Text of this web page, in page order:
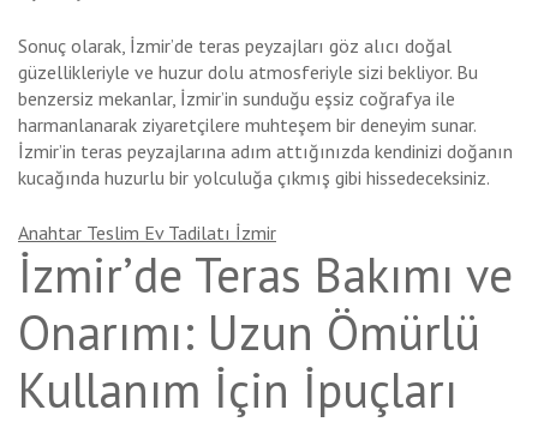
Sonuç olarak, İzmir’de teras peyzajları göz alıcı doğal
güzellikleriyle ve huzur dolu atmosferiyle sizi bekliyor. Bu
benzersiz mekanlar, İzmir’in sunduğu eşsiz coğrafya ile
harmanlanarak ziyaretçilere muhteşem bir deneyim sunar.
İzmir’in teras peyzajlarına adım attığınızda kendinizi doğanın
kucağında huzurlu bir yolculuğa çıkmış gibi hissedeceksiniz.
Anahtar Teslim Ev Tadilatı İzmir
İzmir’de Teras Bakımı ve
Onarımı: Uzun Ömürlü
Kullanım İçin İpuçları